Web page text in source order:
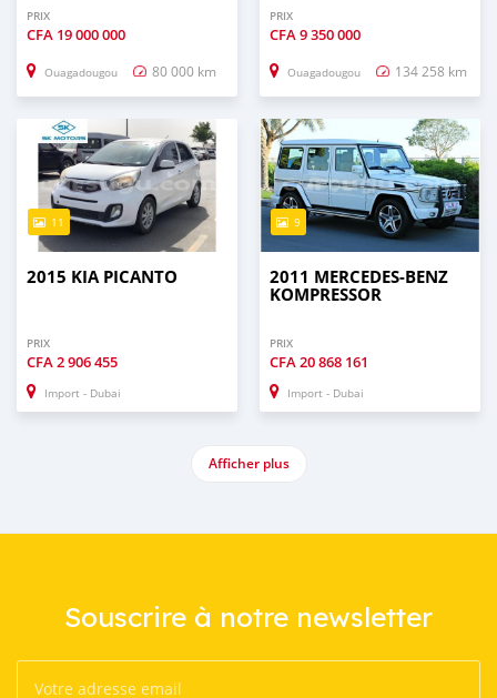
PRIX
CFA 19 000 000
Ouagadougou 80 000 km
PRIX
CFA9 350 000
Ouagadougou 134 258 km
11
2015 KIA PICANTO
PRIX
CFA2 906 455
Import - Dubai
9
2011 MERCEDES-BENZ
KOMPRESSOR
PRIX
CFA20 868 161
Import - Dubai
Afficher plus
Souscrire à notre newsletter